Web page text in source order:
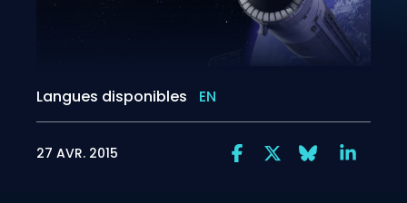
Langues disponibles EN
27 AVR. 2015